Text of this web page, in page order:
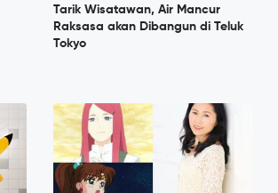
Tarik Wisatawan, Air Mancur
Raksasa akan Dibangun di Teluk
Tokyo